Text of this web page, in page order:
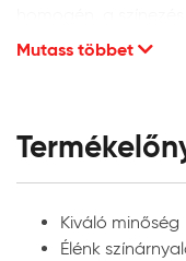
Diszperziós
Héra
homogenizálja,
keverés
Belső térben
Mutass többet
Kiváló minőség
Élénk